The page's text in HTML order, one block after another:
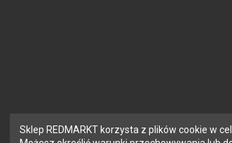
Sklep REDMARKT korzysta z plików cookie w